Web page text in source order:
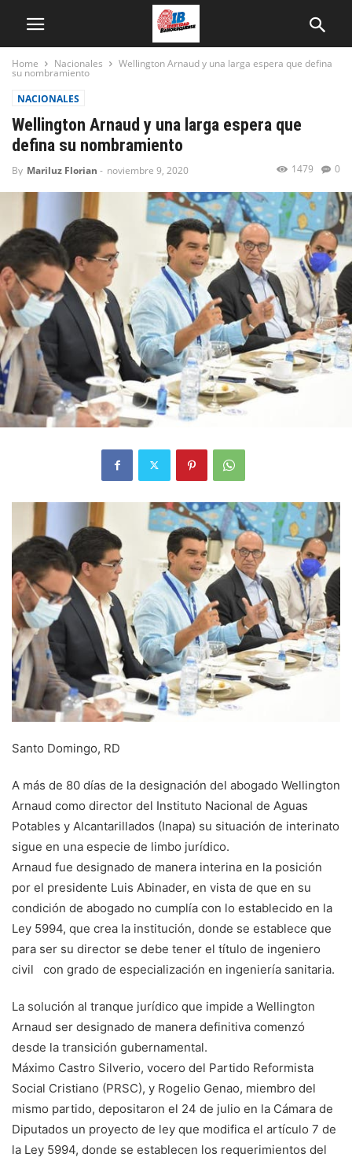
Home Nacionales Wellington Arnaud y una larga espera que defina
su nombramiento
NACIONALES
Wellington Arnaud y una larga espera que
defina su nombramiento
By Mariluz Florian - noviembre 9, 2020 0
1479
Santo Domingo, RD
A más de 80 días de la designación del abogado Wellington
Arnaud como director del Instituto Nacional de Aguas
Potables y Alcantarillados (Inapa) su situación de interinato
sigue en una especie de limbo jurídico.
Arnaud fue designado de manera interina en la posición
por el presidente Luis Abinader, en vista de que en su
condición de abogado no cumplía con lo establecido en la
Ley 5994, que crea la institución, donde se establece que
para ser su director se debe tener el título de ingeniero
civil con grado de especialización en ingeniería sanitaria.
La solución al tranque jurídico que impide a Wellington
Arnaud ser designado de manera definitiva comenzó
desde la transición gubernamental.
Máximo Castro Silverio, vocero del Partido Reformista
Social Cristiano (PRSC), y Rogelio Genao, miembro del
mismo partido, depositaron el 24 de julio en la Cámara de
Diputados un proyecto de ley que modifica el artículo 7 de
la Ley 5994, donde se establecen los requerimientos del